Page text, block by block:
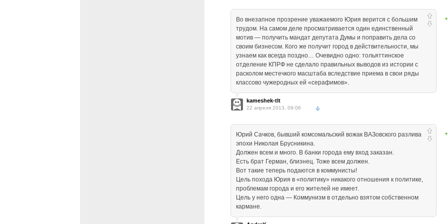
Во внезапное прозрение уважаемого Юрия верится с большим
трудом. На самом деле просматривается один единственный
мотив — получить мандат депутата Думы и поправить дела со
своим бизнесом. Кого же получит город в действительности, мы
узнаем как всегда поздно… Очевидно одно: тольяттинское
отделение КПРФ не сделало правильных выводов из истории с
расколом местечкого масштаба вследствие приема в свои ряды
классово чужеродных ей «серафимов».
kameshek-tlt
22 апреля 2013, 09:06
Юрий Сачков, бывший комсомальский вожак ВАЗовского разлива
эпохи Николая Брусникина.
Должен всем и много. В банки города ему вход заказан.
Есть брат Герман, близнец. Тоже всем должен.
Вот такие теперь подаются в коммунисты!
Цель похода Юрия в «политику» никакого отношения к политике,
проблемам города и его жителей не имеет.
Цель у него одна — Коммунизм в отдельно взятом собственном
кармане.